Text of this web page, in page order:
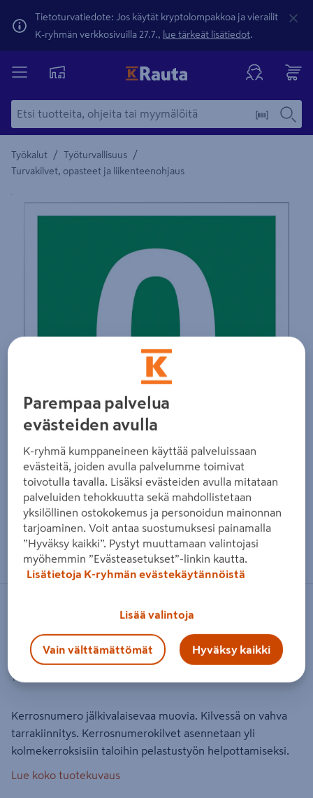
Tietoturvatiedote: Jos käytät kryptolompakkoa ja vierailit
K-ryhmän verkkosivuilla 27.7., lue tärkeät lisätiedot.
Työkalut / Työturvallisuus /
Turvakilvet, opasteet ja liikenteenohjaus
Yksityiskohtainen kuvaus löytyy Tuotteen kuvaus -
Zoomaa kuvaa sormilla kosketusnäytöllä
Kilpi Kerrosnumero 0 tarroitettu
jälkivalaiseva muovi 200x200mm
Tuotenumero
Kerrosnumero jälkivalaisevaa muovia. Kilvessä on vahva
tarrakiinnitys. Kerrosnumerokilvet asennetaan yli
kolmekerroksisiin taloihin pelastustyön helpottamiseksi.
Lue koko tuotekuvaus
Parempaa palvelua
evästeiden avulla
K-ryhmä kumppaneineen käyttää palveluissaan
evästeitä, joiden avulla palvelumme toimivat
toivotulla tavalla. Lisäksi evästeiden avulla mitataan
palveluiden tehokkuutta sekä mahdollistetaan
yksilöllinen ostokokemus ja personoidun mainonnan
tarjoaminen. Voit antaa suostumuksesi painamalla
”Hyväksy kaikki”. Pystyt muuttamaan valintojasi
myöhemmin ”Evästeasetukset”-linkin kautta.
Lisätietoja K-ryhmän evästekäytännöistä
Lisää valintoja
Vain välttämättömät Hyväksy kaikki